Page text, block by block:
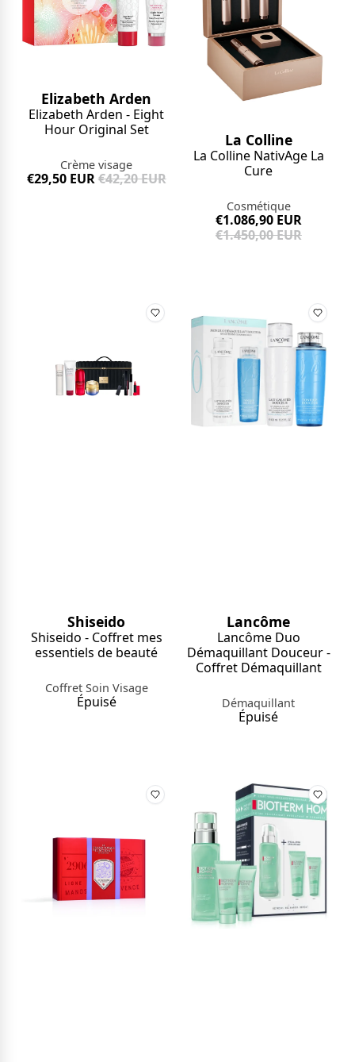
Elizabeth Arden
Elizabeth Arden - Eight
Hour Original Set
Crème visage
€29,50 EUR€42,20 EUR
La Colline
La Colline NativAge La
Cure
Cosmétique
€1.086,90 EUR
€1.450,00 EUR
Shiseido
Shiseido - Coffret mes
essentiels de beauté
Coffret Soin Visage
Épuisé
Lancôme
Lancôme Duo
Démaquillant Douceur -
Coffret Démaquillant
Démaquillant
Épuisé